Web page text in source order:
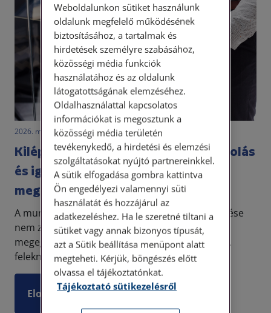
2026. május 12. • dr. Papp Orsolya
Kilépés után is van teendő – elszámolás
és igazolások a munkaviszony
megszűnésekor
A munkaviszony megszüntetése vagy megszűnése
nem zárul le önmagában a felmondás, közös
megegyezés vagy határozott idő lejárta miatt. A
feleknek ilyenkor el kell számolniuk egymással.
Elolvasom
Weboldalunkon sütiket használunk
oldalunk megfelelő működésének
biztosításához, a tartalmak és
hirdetések személyre szabásához,
közösségi média funkciók
használatához és az oldalunk
látogatottságának elemzéséhez.
Oldalhasználattal kapcsolatos
információkat is megosztunk a
közösségi média területén
tevékenykedő, a hirdetési és elemzési
szolgáltatásokat nyújtó partnereinkkel.
A sütik elfogadása gombra kattintva
Ön engedélyezi valamennyi süti
használatát és hozzájárul az
adatkezeléshez. Ha le szeretné tiltani a
sütiket vagy annak bizonyos típusát,
azt a Sütik beállítása menüpont alatt
megteheti. Kérjük, böngészés előtt
olvassa el tájékoztatónkat.
Tájékoztató sütikezelésről